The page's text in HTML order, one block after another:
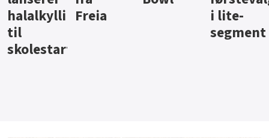
i lite-